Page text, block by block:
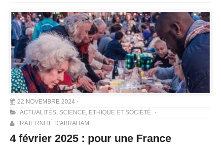
22 NOVEMBRE 2024
ACTUALITÉS, SCIENCE, ETHIQUE ET SOCIÉTÉ
FRATERNITÉ D'ABRAHAM
4 février 2025 : pour une France